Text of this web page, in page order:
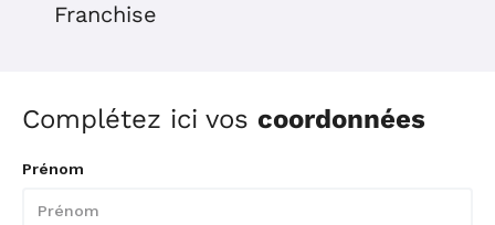
Franchise
Complétez ici vos coordonnées
Prénom